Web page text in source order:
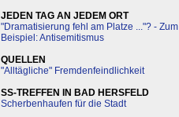
JEDEN TAG AN JEDEM ORT
"Dramatisierung fehl am Platze ..."? - Zum
Beispiel: Antisemitismus
QUELLEN
"Alltägliche" Fremdenfeindlichkeit
SS-TREFFEN IN BAD HERSFELD
Scherbenhaufen für die Stadt